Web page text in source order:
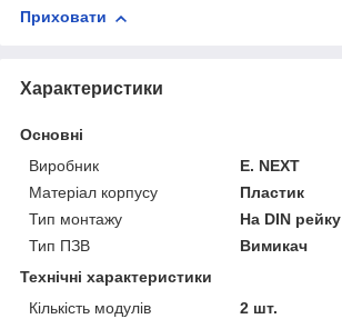
Приховати
Характеристики
Основні
Виробник
E. NEXT
Матеріал корпусу
Пластик
Тип монтажу
На DIN рейку
Тип ПЗВ
Вимикач
Технічні характеристики
Кількість модулів
2 шт.